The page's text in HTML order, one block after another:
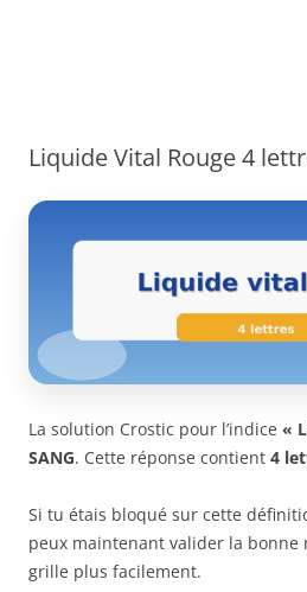
Liquide Vital Rouge 4
La solution Crostic pour l’indice «
SANG. Cette réponse contient 4
Si tu étais bloqué sur cette
peux maintenant valider la bonne
grille plus facilement.